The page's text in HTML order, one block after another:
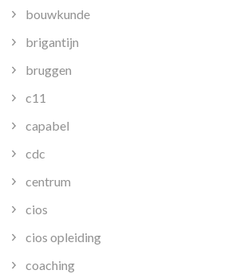
bouwkunde
brigantijn
bruggen
c11
capabel
cdc
centrum
cios
cios opleiding
coaching